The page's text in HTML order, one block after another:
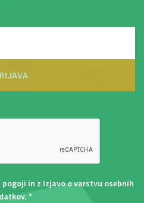
pogoji in z Izjavo o varstvu osebnih
. *